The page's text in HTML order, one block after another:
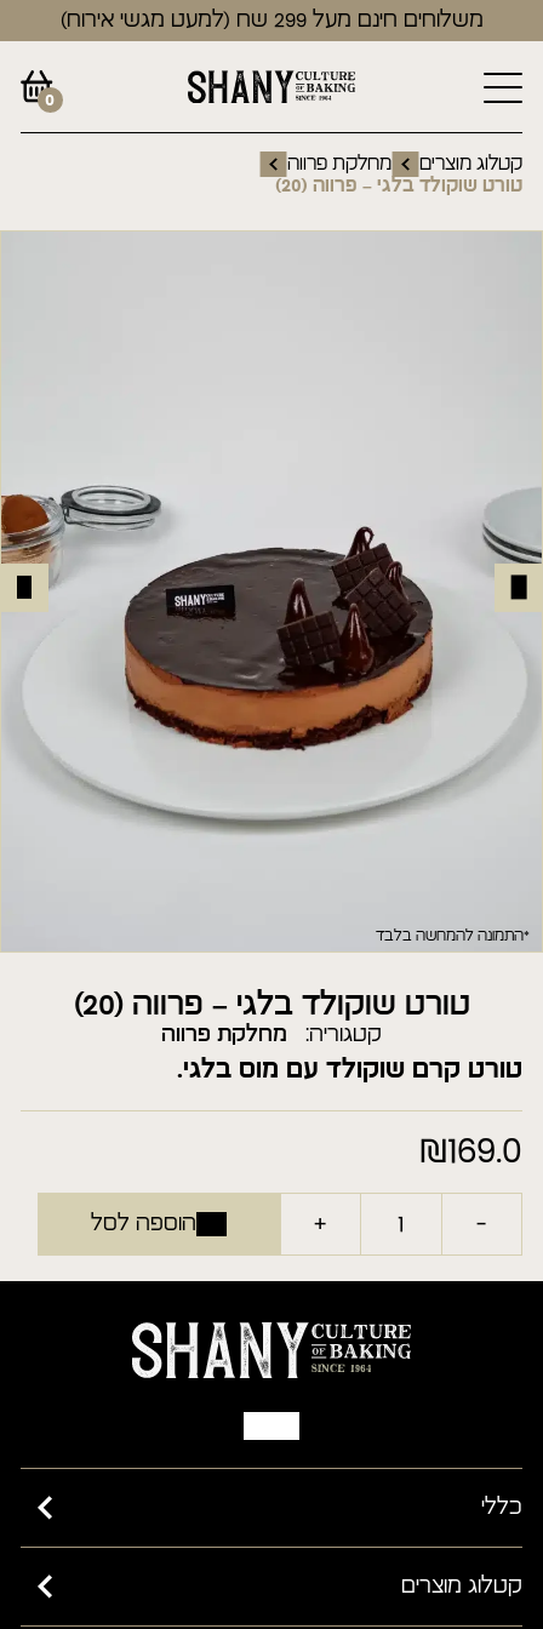
משלוחים חינם מעל 299 שח (למעט מגשי אירוח)
0
קטלוג מוצרים מחלקת פרווה
טורט שוקולד בלגי – פרווה (20)
*התמונה להמחשה בלבד
טורט שוקולד בלגי – פרווה (20)
קטגוריה: מחלקת פרווה
טורט קרם שוקולד עם מוס בלגי.
₪169.0
-
+ הוספה לסל
כללי
כשרות בד”ץ בית יוסף ורבנות ישראל
קטלוג מוצרים